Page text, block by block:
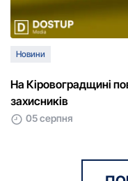
Новини
На Кіровоградщині
захисників
05 серпня